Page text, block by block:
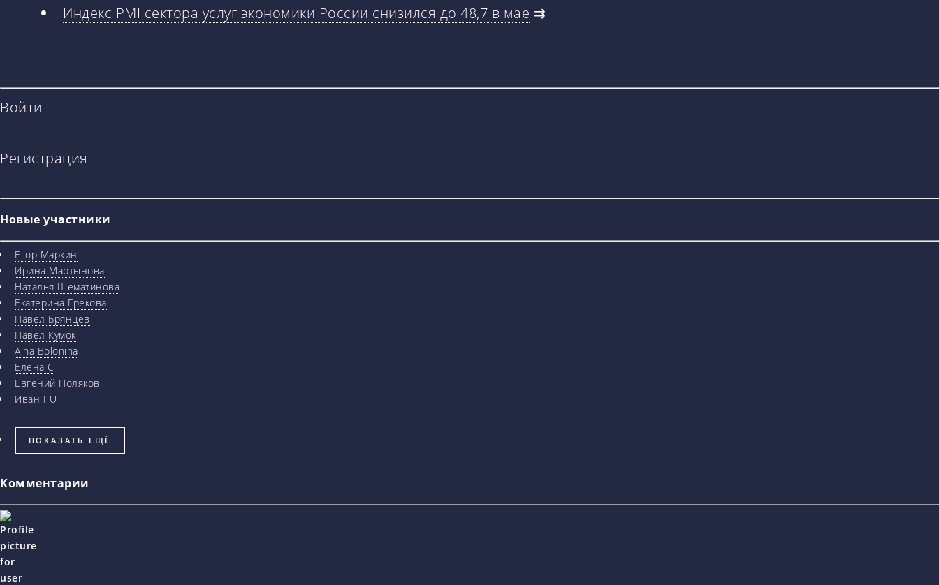
Индекс PMI сектора услуг экономики России снизился до 48,7 в мае ⇉
Войти
Регистрация
Новые участники
Егор Маркин
Ирина Мартынова
Наталья Шематинова
Екатерина Грекова
Павел Брянцев
Павел Кумок
Aina Bolonina
Елена С
Евгений Поляков
Иван I U
ПОКАЗАТЬ ЕЩЁ
Комментарии